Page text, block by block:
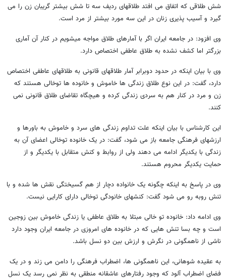
شش طلاقی که اتفاق می افتد طلاقهای ردیف سه تا شش بیشتر گریبان زن را می
گیرد و آسیب پذیری زنان در این سه مورد بیشتر از مرد است.
وی افزود: در جامعه ایران اگر با آمارهای طلاق مواجه میشویم در کنار آن آماری
بزرگتر اما کشف نشده به طلاق عاطفی اختصاص دارد.
وی با بیان اینکه در حدود دوبرابر آمار طلاقهای قانونی به طلاقهای عاطفی اختصاص
دارد، گفت: در این نوع طلاق زندگی ها خاموش و خانوده ها توخالی هستند که
زن و مرد در کنار هم به سردی زندگی کرده و هیچگاه تقاضای طلاق قانونی نمی
کنند.
این کارشناس با بیان اینکه علت تداوم زندگی های سرد و خاموش به باورها و
ارزشهای فرهنگی جامعه باز می شود، گفت: در یک خانوده توخالی اعضای آن به
زندگی با یکدیگر ادامه می دهند ولی از روابط و کنش متقابل با یکدیگر و از
حمایت یکدیگر محروم هستند.
وی در پاسخ به اینکه چگونه یک خانواده دچار از هم گسیختگی نقش ها شده و با
تنش روبه رو می شود گفت: کنشهای خانودگی توخالی دارای کارایی نیست.
وی ادامه داد: خانوده تو خالی مبتلا به طلاق عاطفی یا زندگی خاموش بین زوجین
است و چه بسا تنش هایی که در خانوده های امروزی در جامعه ایران وجود دارد
ناشی از ناهمگونی در نگرش و ارزش بین دو نسل باشد.
به عقیده شوهانی، این ناهمگونی ها، اضطراب فرهنگی را دامن می زند و در یک
فضای اضطراب آلود که وجود رفتارهای عاشقانه منطقی به نظر نمی رسد یک نسل